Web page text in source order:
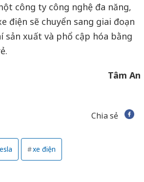
công ty công nghệ đa năng,
điện sẽ chuyển sang giai đoạn
sản xuất và phổ cập hóa bằng
Tâm An
Chia sẻ
xe điện